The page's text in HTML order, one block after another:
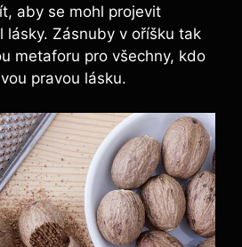
aby se mohl projevit
lásky. Zásnuby v oříšku tak
metaforu pro všechny, kdo
pravou lásku.